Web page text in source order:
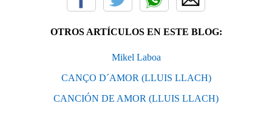
OTROS ARTÍCULOS EN ESTE BLOG:
Mikel Laboa
CANÇO D´AMOR (LLUIS LLACH)
CANCIÓN DE AMOR (LLUIS LLACH)